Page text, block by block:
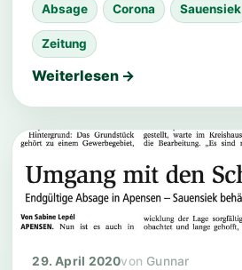
Absage Corona Sauensiek
Zeitung
Weiterlesen →
29. April 2020 Gunnar